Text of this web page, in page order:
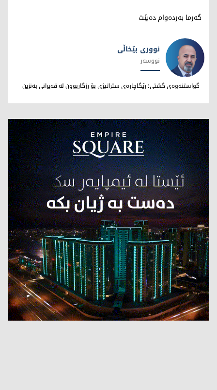
گەرما بەردەوام دەبێت
نووری بێخاڵی
نووری بێخاڵی
نووسەر
گواستنەوەی گشتی؛ رێگاچارەی ستراتیژی بۆ رزگاربوون لە قەیرانی بەنزین